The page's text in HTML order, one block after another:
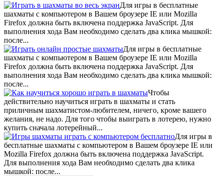
Для игры в бесплатные
шахматы с компьютером в Вашем броузере IE или Mozilla
Firefox должна быть включена поддержка JavaScript. Для
выполнения хода Вам необходимо сделать два клика мышкой:
после...
Для игры в бесплатные
шахматы с компьютером в Вашем броузере IE или Mozilla
Firefox должна быть включена поддержка JavaScript. Для
выполнения хода Вам необходимо сделать два клика мышкой:
после...
Чтобы
действительно научиться играть в шахматы и стать
приличным шахматистом-любителем, ничего, кроме вашего
желания, не надо. Для того чтобы выиграть в лотерею, нужно
купить сначала лотерейный...
Для игры в
бесплатные шахматы с компьютером в Вашем броузере IE или
Mozilla Firefox должна быть включена поддержка JavaScript.
Для выполнения хода Вам необходимо сделать два клика
мышкой: после...